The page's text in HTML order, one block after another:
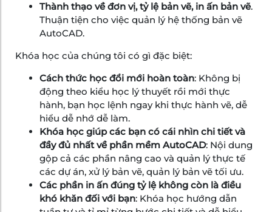
Thành thạo về đơn vị, tỷ lệ bản vẽ, in ấn bản vẽ.
Thuận tiện cho việc quản lý hệ thống bản vẽ
AutoCAD.
Khóa học của chúng tôi có gì đặc biệt:
Cách thức học đổi mới hoàn toàn: Không bị
động theo kiểu học lý thuyết rồi mới thực
hành, bạn học lệnh ngay khi thực hành vẽ, dễ
hiểu dễ nhớ dễ làm.
Khóa học giúp các bạn có cái nhìn chi tiết và
đầy đủ nhất về phần mềm AutoCAD: Nội dung
gộp cả các phần nâng cao và quản lý thực tế
các dự án, xử lý bản vẽ, quản lý bản vẽ tối ưu.
Các phần in ấn đúng tỷ lệ không còn là điều
khó khăn đối với bạn: Khóa học hướng dẫn